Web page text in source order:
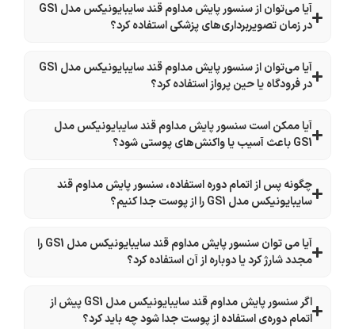
آیا می‌توان از سنسور پایش مداوم قند سایبایونیکس مدل GS1
در زمان تصویربرداری‌های پزشکی استفاده کرد؟
آیا می‌توان از سنسور پایش مداوم قند سایبایونیکس مدل GS1
در فرودگاه‌ یا حین پرواز استفاده کرد؟
آیا ممکن است سنسور پایش مداوم قند سایبایونیکس مدل
GS1 باعث آسیب یا واکنش‌های پوستی شود؟
چگونه پس از اتمام دوره استفاده، سنسور پایش مداوم قند
سایبایونیکس مدل GS1 را از پوست جدا کنیم؟
آیا می توان سنسور پایش مداوم قند سایبایونیکس مدل GS1 را
مجدد شارژ کرد یا دوباره از آن استفاده کرد؟
اگر سنسور پایش مداوم قند سایبایونیکس مدل GS1 پیش از
اتمام دوره‌ی استفاده از پوست جدا شود چه باید کرد؟